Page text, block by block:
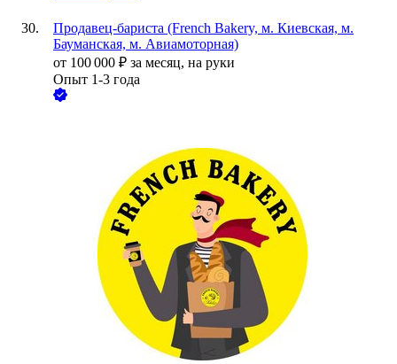
Продавец-бариста (French Bakery, м. Киевская, м.
Бауманская, м. Авиамоторная)
от 100 000 ₽ за месяц, на руки
Опыт 1-3 года